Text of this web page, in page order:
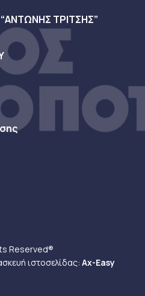
ΤΡΙΤΣΗΣ”
Reserved®
ιστοσελίδας: Ax-Easy